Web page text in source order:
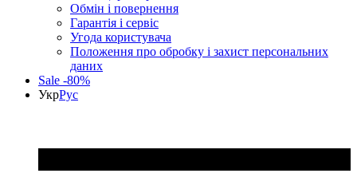
Обмін і повернення
Гарантія і сервіс
Угода користувача
Положення про обробку і захист персональних
даних
Sale -80%
УкрРус